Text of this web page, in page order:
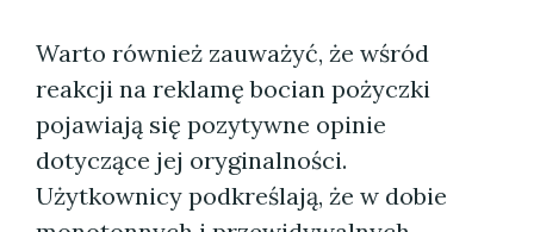
Warto również zauważyć, że wśród
reakcji na reklamę bocian pożyczki
pojawiają się pozytywne opinie
dotyczące jej oryginalności.
Użytkownicy podkreślają, że w dobie